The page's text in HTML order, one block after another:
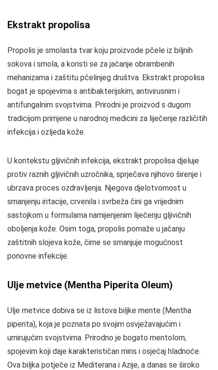
Ekstrakt propolisa
Propolis je smolasta tvar koju proizvode pčele iz biljnih
sokova i smola, a koristi se za jačanje obrambenih
mehanizama i zaštitu pčelinjeg društva. Ekstrakt propolisa
bogat je spojevima s antibakterijskim, antivirusnim i
antifungalnim svojstvima. Prirodni je proizvod s dugom
tradicijom primjene u narodnoj medicini za liječenje različitih
infekcija i ozljeda kože.
U kontekstu gljivičnih infekcija, ekstrakt propolisa djeluje
protiv raznih gljivičnih uzročnika, sprječava njihovo širenje i
ubrzava proces ozdravljenja. Njegova djelotvornost u
smanjenju iritacije, crvenila i svrbeža čini ga vrijednim
sastojkom u formulama namijenjenim liječenju gljivičnih
oboljenja kože. Osim toga, propolis pomaže u jačanju
zaštitnih slojeva kože, čime se smanjuje mogućnost
ponovne infekcije.
Ulje metvice (Mentha Piperita Oleum)
Ulje metvice dobiva se iz listova biljke mente (Mentha
piperita), koja je poznata po svojim osvježavajućim i
umirujućim svojstvima. Prirodno je bogato mentolom,
spojevim koji daje karakterističan miris i osjećaj hladnoće.
Ova biljka potječe iz Mediterana i Azije, a danas se široko